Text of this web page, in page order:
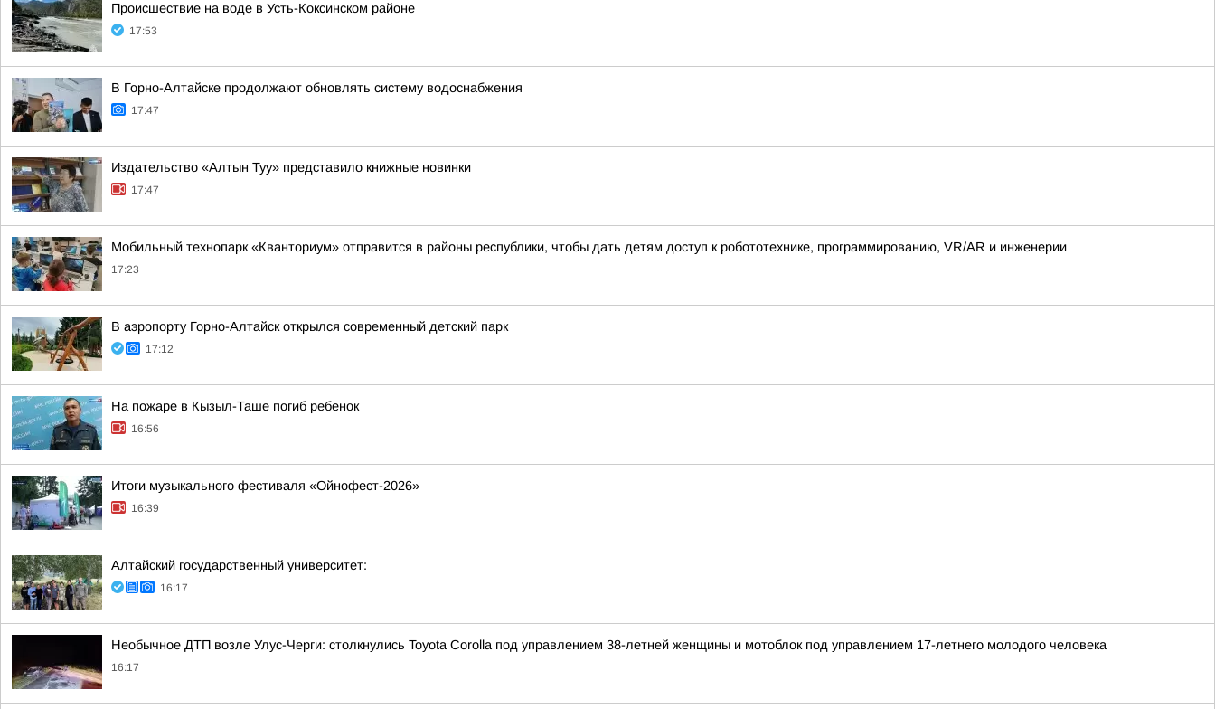
Происшествие на воде в Усть-Коксинском районе
17:53
В Горно-Алтайске продолжают обновлять систему водоснабжения
17:47
Издательство «Алтын Туу» представило книжные новинки
17:47
Мобильный технопарк «Кванториум» отправится в районы республики, чтобы дать детям доступ к робототехнике, программированию, VR/AR и инженерии
17:23
В аэропорту Горно-Алтайск открылся современный детский парк
17:12
На пожаре в Кызыл-Таше погиб ребенок
16:56
Итоги музыкального фестиваля «Ойнофест-2026»
16:39
Алтайский государственный университет:
16:17
Необычное ДТП возле Улус-Черги: столкнулись Toyota Corolla под управлением 38-летней женщины и мотоблок под управлением 17-летнего молодого человека
16:17